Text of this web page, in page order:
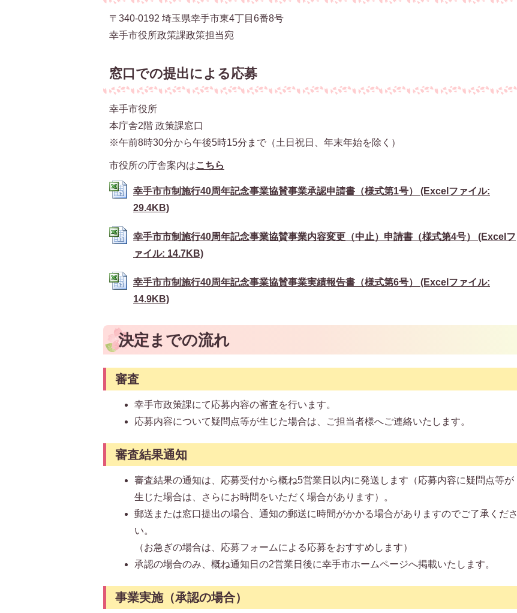
〒340-0192 埼玉県幸手市東4丁目6番8号
幸手市役所政策課政策担当宛
窓口での提出による応募
幸手市役所
本庁舎2階 政策課窓口
※午前8時30分から午後5時15分まで（土日祝日、年末年始を除く）
市役所の庁舎案内はこちら
幸手市市制施行40周年記念事業協賛事業承認申請書（様式第1号） (Excelファイル:
29.4KB)
幸手市市制施行40周年記念事業協賛事業内容変更（中止）申請書（様式第4号） (Excelフ
ァイル: 14.7KB)
幸手市市制施行40周年記念事業協賛事業実績報告書（様式第6号） (Excelファイル:
14.9KB)
決定までの流れ
審査
幸手市政策課にて応募内容の審査を行います。
応募内容について疑問点等が生じた場合は、ご担当者様へご連絡いたします。
審査結果通知
審査結果の通知は、応募受付から概ね5営業日以内に発送します（応募内容に疑問点等が
生じた場合は、さらにお時間をいただく場合があります）。
郵送または窓口提出の場合、通知の郵送に時間がかかる場合がありますのでご了承くださ
い。
（お急ぎの場合は、応募フォームによる応募をおすすめします）
承認の場合のみ、概ね通知日の2営業日後に幸手市ホームページへ掲載いたします。
事業実施（承認の場合）